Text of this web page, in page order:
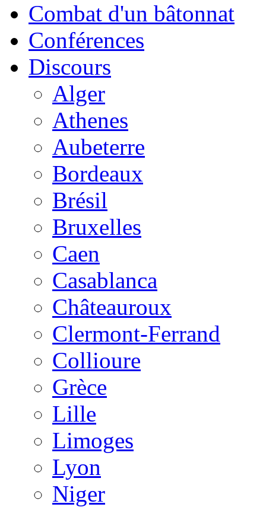
Combat d'un bâtonnat
Conférences
Discours
Alger
Athenes
Aubeterre
Bordeaux
Brésil
Bruxelles
Caen
Casablanca
Châteauroux
Clermont-Ferrand
Collioure
Grèce
Lille
Limoges
Lyon
Niger